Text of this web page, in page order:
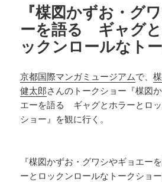
ー
『楳図かずお・グ
ーを語る ギャグ
ックンロールなト
京都国際マンガミュージアムで、
健太郎さんのトークショー『楳図
エーを語る ギャグとホラーとロ
ショー』を観に行く。
『楳図かずお・グワシやギョエ
ーとロックンロールなトークショー